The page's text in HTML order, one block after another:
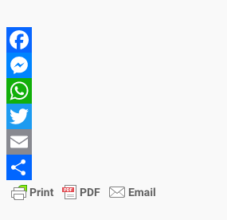
Facebook
Messenger
WhatsApp
Twitter
Email
Share